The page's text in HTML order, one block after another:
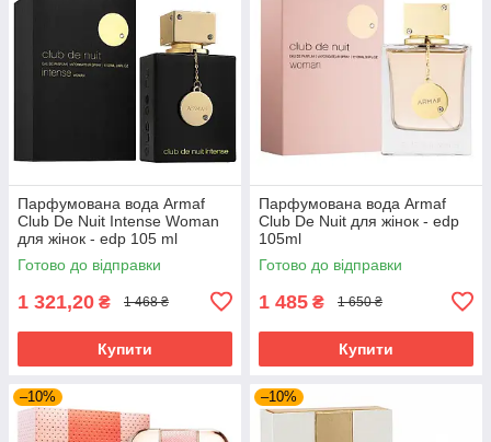
Парфумована вода Armaf
Club De Nuit Intense Woman
для жінок - edp 105 ml
Готово до відправки
1 321,20 ₴ 1 468 ₴
Купити
Парфумована вода Armaf
Club De Nuit для жінок - edp
105ml
Готово до відправки
1 485 ₴ 1 650 ₴
Купити
–10% –10%